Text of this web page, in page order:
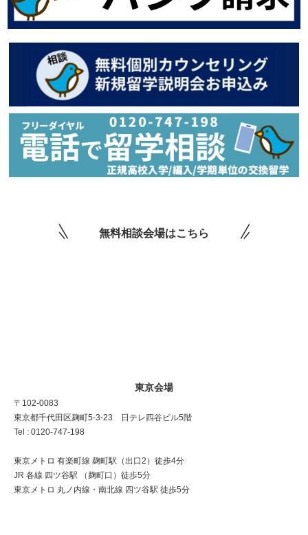
無料相談会場はこちら
東京会場
〒102-0083
東京都千代田区麹町5-3-23 日テレ四谷ビル5階
Tel : 0120-747-198
東京メトロ 有楽町線 麹町駅（出口2）徒歩4分
JR 各線 四ツ谷駅 （麹町口）徒歩5分
東京メトロ 丸ノ内線・南北線 四ツ谷駅 徒歩5分